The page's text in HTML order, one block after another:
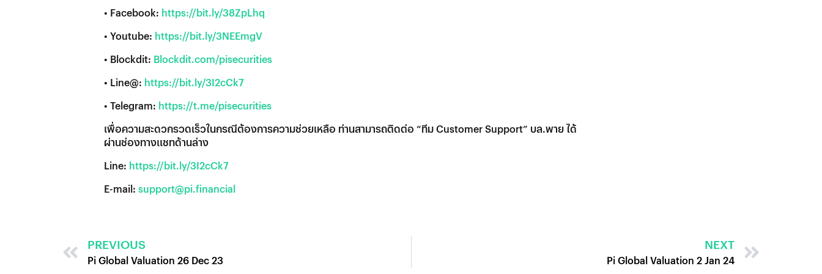
• Facebook: https://bit.ly/38ZpLhq
• Youtube: https://bit.ly/3NEEmgV
• Blockdit: Blockdit.com/pisecurities
• Line@: https://bit.ly/3I2cCk7
• Telegram: https://t.me/pisecurities
เพื่อความสะดวกรวดเร็วในกรณีต้องการความช่วยเหลือ ท่านสามารถติดต่อ “ทีม Customer Support” บล.พาย ได้
ผ่านช่องทางแชทด้านล่าง
Line: https://bit.ly/3I2cCk7
E-mail: support@pi.financial
PREVIOUS
Pi Global Valuation 26 Dec 23
NEXT
Pi Global Valuation 2 Jan 24